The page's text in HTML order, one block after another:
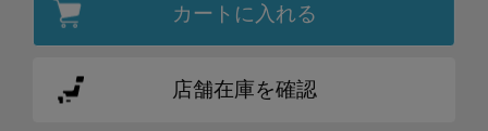
カートに入れる
店舗在庫を確認